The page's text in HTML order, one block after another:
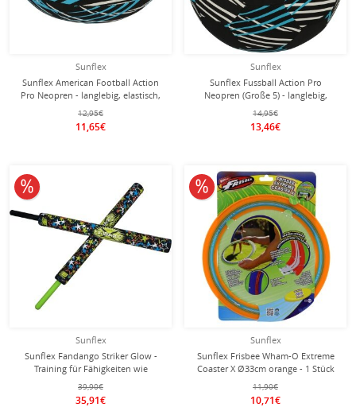
Sunflex
Sunflex American Football Action
Pro Neopren - langlebig, elastisch,
weich - blau - 1 Stück
12,95€
11,65€
Sunflex
Sunflex Fussball Action Pro
Neopren (Große 5) - langlebig,
leicht, weich, leise - schwarz/blau - 1
Ball
14,95€
13,46€
Sunflex
Sunflex Fandango Striker Glow -
Training für Fähigkeiten wie
Koordination, Reaktionsvermögen
und Motorik - 1 Set
39,90€
35,91€
10% reduziert
Sunflex
Sunflex Frisbee Wham-O Extreme
Coaster X Ø33cm orange - 1 Stück
11,90€
10,71€
10% reduziert